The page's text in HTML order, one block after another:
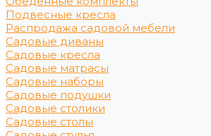
Подвесные кресла
Распродажа садовой мебели
Садовые диваны
Садовые кресла
Садовые матрасы
Садовые наборы
Садовые подушки
Садовые столики
Садовые столы